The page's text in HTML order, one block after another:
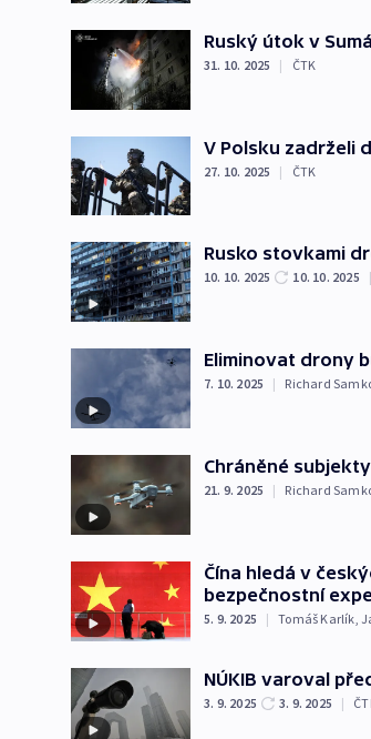
Ruský útok v
31. 10. 2025 | ČTK
V Polsku zadrželi
27. 10. 2025 | ČTK
Rusko stovkami
10. 10. 2025 10. 10. 2025 |
Eliminovat drony
7. 10. 2025 | Richard
Chráněné
21. 9. 2025 | Richard
Čína hledá v
bezpečnostní
5. 9. 2025 | Tomáš Karlík,
NÚKIB varoval
3. 9. 2025 3. 9. 2025 |